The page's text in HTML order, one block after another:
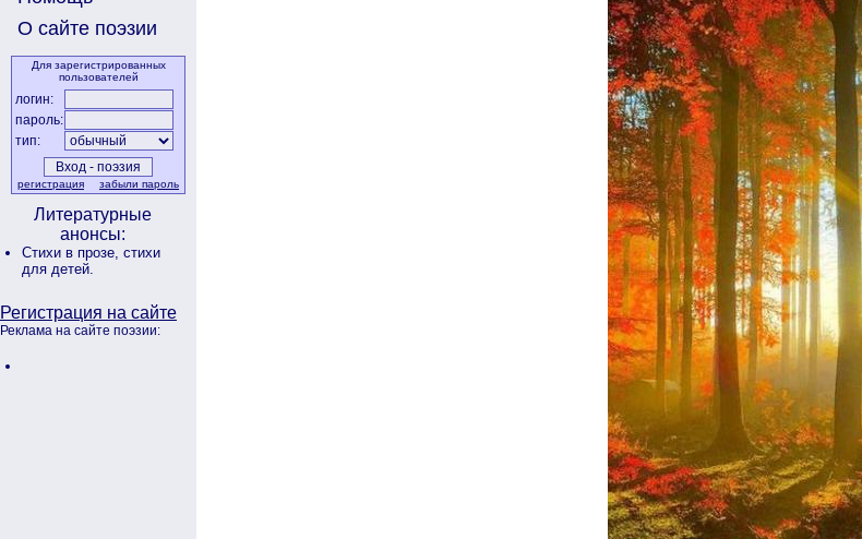
О сайте поэзии
Для зарегистрированных
пользователей
логин:
пароль:
тип:
регистрация забыли пароль
Литературные
анонсы:
Стихи в прозе, стихи
для детей.
Регистрация на сайте
Реклама на сайте поэзии: